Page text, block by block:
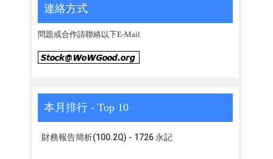
連絡方式
問題或合作請聯絡以下E-Mail
本月排行 - Top 10
財務報告簡析(100.2Q) - 1726 永記